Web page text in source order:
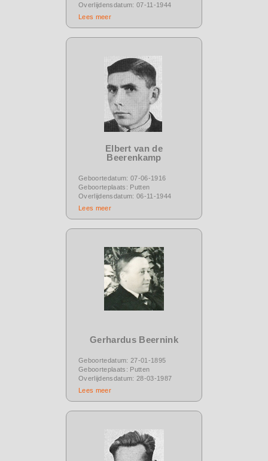
Overlijdensdatum: 07-11-1944
Lees meer
Elbert van de
Beerenkamp
Geboortedatum: 07-06-1916
Geboorteplaats: Putten
Overlijdensdatum: 06-11-1944
Lees meer
Gerhardus Beernink
Geboortedatum: 27-01-1895
Geboorteplaats: Putten
Overlijdensdatum: 28-03-1987
Lees meer